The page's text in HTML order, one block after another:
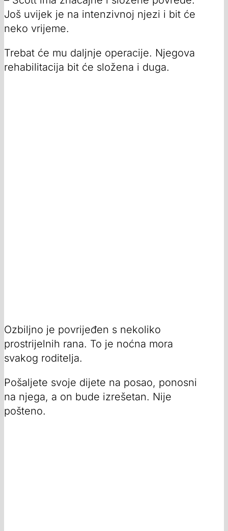
Još uvijek je na intenzivnoj njezi i bit će
neko vrijeme.
Trebat će mu daljnje operacije. Njegova
rehabilitacija bit će složena i duga.
Ozbiljno je povrijeđen s nekoliko
prostrijelnih rana. To je noćna mora
svakog roditelja.
Pošaljete svoje dijete na posao, ponosni
na njega, a on bude izrešetan. Nije
pošteno.